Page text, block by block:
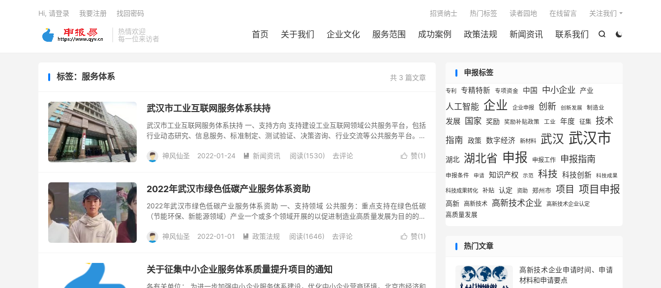
热情欢迎
每一位来访者


首页 关于我们 企业文化 服务范围 成功案例 政策法规 新闻资讯 联系我们
招贤纳士 热门标签 读者园地 在线留言 关注我们
Hi, 请登录 我要注册 找回密码
共 3 篇文章
标签：服务体系
武汉市工业互联网服务体系扶持
武汉市工业互联网服务体系扶持 一、支持方向 支持建设工业互联网领域公共服务平台，包括
行业动态研究、信息服务、标准制定、测试验证、决策咨询、行业交流等公共服务平台。支
 赞(1)
神风仙圣 2022-01-24  新闻资讯 阅读(1530) 去评论
2022年武汉市绿色低碳产业服务体系资助
2022年武汉市绿色低碳产业服务体系资助 一、支持领域 公共服务：重点支持在绿色低碳
（节能环保、新能源领域）产业一个或多个领域开展的以促进制造业高质量发展为目的的，
 赞(1)
神风仙圣 2022-01-01  政策法规 阅读(1646) 去评论
关于征集中小企业服务体系质量提升项目的通知
各有关单位： 为进一步加强中小企业服务体系建设，优化中小企业营商环境，北京市经济和
申报标签
专利 专精特新 专项资金 中国 中小企业 产业
人工智能 企业 企业申报 创新 创新发展 制造业
发展 国家 奖励 奖励补贴政策 工业 年度 征集 技术
指南 政策 数字经济 新材料 武汉 武汉市
湖北 湖北省 申报 申报工作 申报指南
申报条件 申请 知识产权 示范 科技 科技创新 科技成果
科技成果转化 补贴 认定 资助 郑州市 项目 项目申报
高新 高新技术 高新技术企业 高新技术企业认定
高质量发展
热门文章
高新技术企业申请时间、申请
材料和申请要点